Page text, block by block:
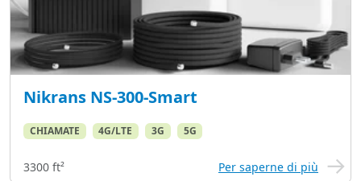
Nikrans NS-300-Smart
CHIAMATE 4G/LTE 3G 5G
3300 ft² Per saperne di più